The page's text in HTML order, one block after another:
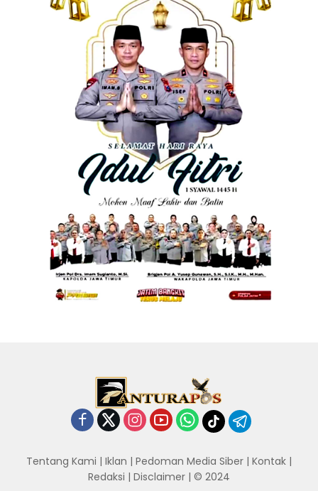
Tentang Kami | Iklan | Pedoman Media Siber | Kontak |
Redaksi | Disclaimer | © 2024